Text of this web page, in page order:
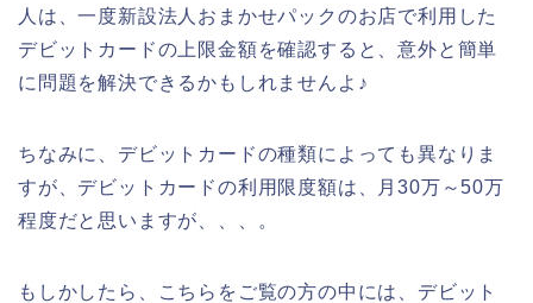
人は、一度新設法人おまかせパックのお店で利用した
デビットカードの上限金額を確認すると、意外と簡単
に問題を解決できるかもしれませんよ♪
ちなみに、デビットカードの種類によっても異なりま
すが、デビットカードの利用限度額は、月30万～50万
程度だと思いますが、、、。
もしかしたら、こちらをご覧の方の中には、デビット